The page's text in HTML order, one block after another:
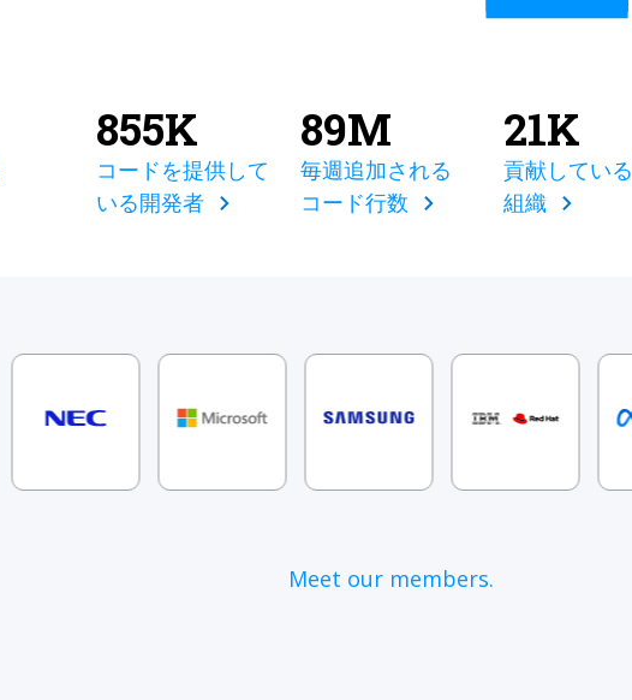
855K
コードを提供して
いる開発者
89M
毎週追加される
コード行数
21K
貢献している
組織
Meet our members.